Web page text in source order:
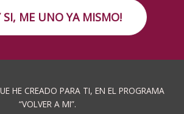
SI, ME UNO YA MISMO!
HE CREADO PARA TI, EN EL PROGRAMA
“VOLVER A MI”.